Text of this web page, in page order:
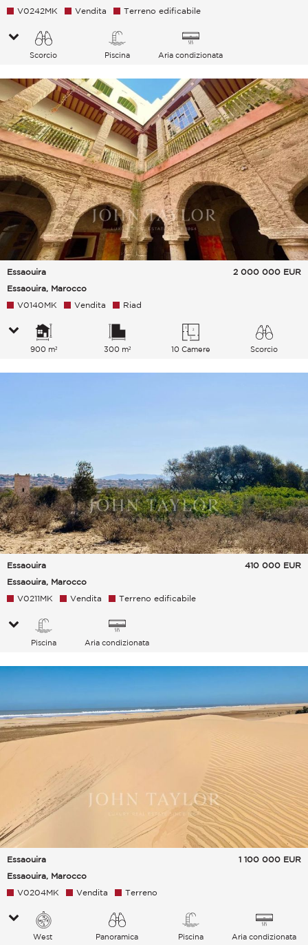
V0242MK Vendita Terreno edificabile
Scorcio Piscina Aria condizionata
Essaouira
Essaouira, Marocco
2 000 000 EUR
V0140MK Vendita Riad
900 m² 300 m² 10 Camere Scorcio
Essaouira
Essaouira, Marocco
410 000 EUR
V0211MK Vendita Terreno edificabile
Piscina Aria condizionata
Essaouira
Essaouira, Marocco
1 100 000 EUR
V0204MK Vendita Terreno
West Panoramica Piscina Aria condizionata